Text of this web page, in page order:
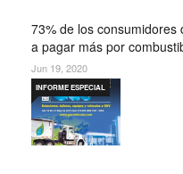
73% de los
a pagar más por
Jun 19, 2020
INFORME ESPECIAL